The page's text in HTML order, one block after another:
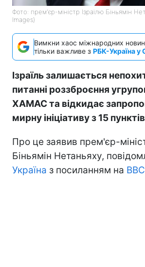
Фото: прем'єр-міністр Ізраїлю Біньямін
Images)
Вимкни хаос міжнародних
тільки важливе з РБК-Україна у
Ізраїль залишається
питанні роззброєння
ХАМАС та відкидає
мирну ініціативу з 15
Про це заявив прем'єр-
Біньямін Нетаньяху,
Україна з посиланням на BBC